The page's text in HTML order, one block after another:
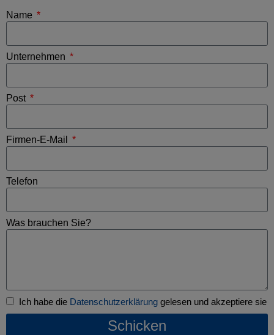
Name
Unternehmen
Post
Firmen-E-Mail
Telefon
Was brauchen Sie?
Ich habe die Datenschutzerklärung gelesen und akzeptiere sie
Schicken